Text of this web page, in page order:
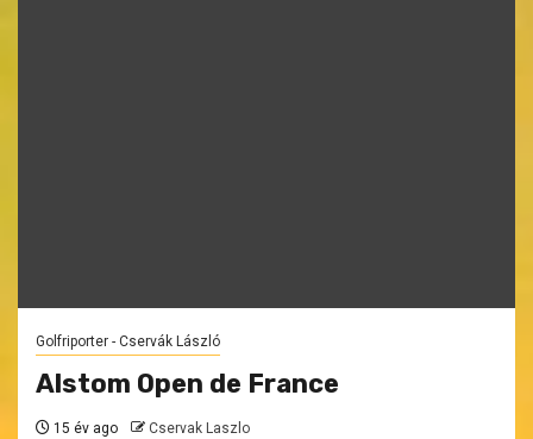
Golfriporter - Cservák László
Alstom Open de France
15 év ago Cservak Laszlo